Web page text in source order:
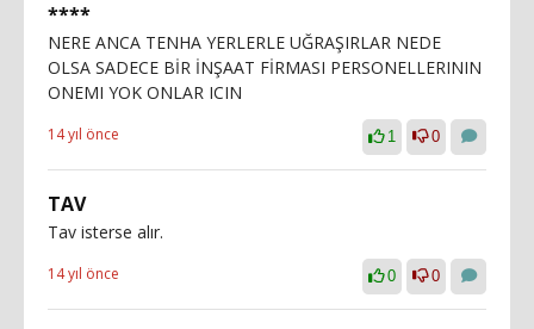
****
NERE ANCA TENHA YERLERLE UĞRAŞIRLAR NEDE
OLSA SADECE BİR İNŞAAT FİRMASI PERSONELLERININ
ONEMI YOK ONLAR ICIN
14 yıl önce 1 0
TAV
Tav isterse alır.
14 yıl önce 0 0